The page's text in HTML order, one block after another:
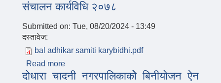
संचालन कार्यविधि २०७८
Submitted on: Tue, 08/20/2024 - 13:49
दस्तावेज:
bal adhikar samiti karybidhi.pdf
Read more
संचालन कार्यविधि २०७८
दोधारा चादनी नगरपालिकाकोे बिनीयोजन ऐन